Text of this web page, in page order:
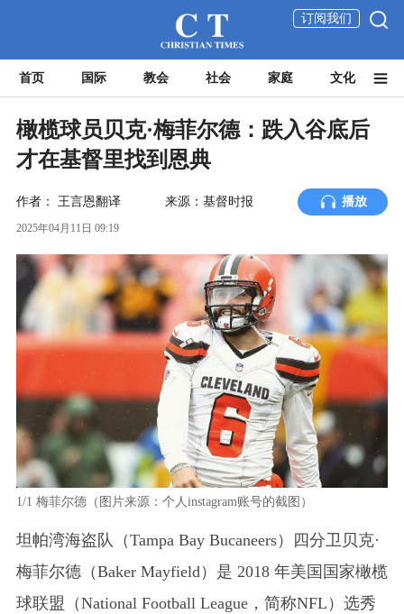
订阅我们
首页 国际 教会 社会 家庭 文化
橄榄球员贝克·梅菲尔德：跌入谷底后
才在基督里找到恩典
作者： 王言恩翻译 来源：基督时报 播放
2025年04月11日 09:19
1/1 梅菲尔德（图片来源：个人instagram账号的截图）
坦帕湾海盗队（Tampa Bay Bucaneers）四分卫贝克·
梅菲尔德（Baker Mayfield）是 2018 年美国国家橄榄
球联盟（National Football League，简称NFL）选秀